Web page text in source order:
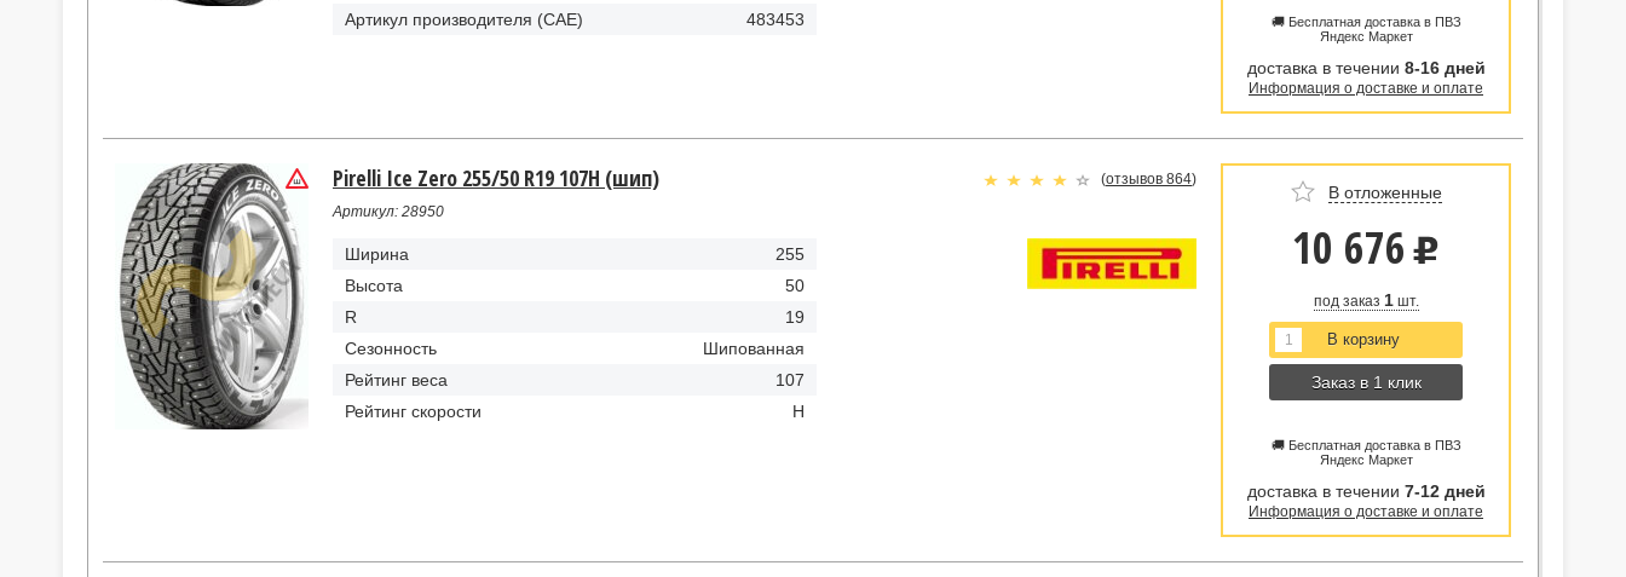
Артикул производителя (CAE)
483453
🚚 Бесплатная доставка в ПВЗ
Яндекс Маркет
доставка в течении 8-16 дней
Информация о доставке и оплате
Pirelli Ice Zero 255/50 R19 107H (шип) (отзывов 864)
Артикул: 28950
Ширина
255
Высота
50
R
19
Сезонность
Шипованная
Рейтинг веса
107
Рейтинг скорости
H
В отложенные
10 676 u
под заказ 1шт.
Заказ в 1 клик
🚚 Бесплатная доставка в ПВЗ
Яндекс Маркет
доставка в течении 7-12 дней
Информация о доставке и оплате